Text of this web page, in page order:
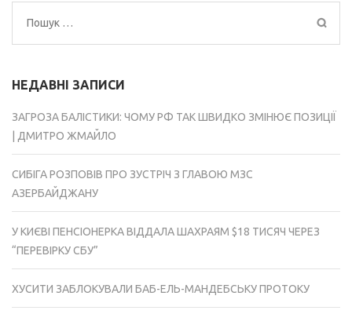
Пошук:
НЕДАВНІ ЗАПИСИ
ЗАГРОЗА БАЛІСТИКИ: ЧОМУ РФ ТАК ШВИДКО ЗМІНЮЄ ПОЗИЦІЇ
| ДМИТРО ЖМАЙЛО
СИБІГА РОЗПОВІВ ПРО ЗУСТРІЧ З ГЛАВОЮ МЗС
АЗЕРБАЙДЖАНУ
У КИЄВІ ПЕНСІОНЕРКА ВІДДАЛА ШАХРАЯМ $18 ТИСЯЧ ЧЕРЕЗ
“ПЕРЕВІРКУ СБУ”
ХУСИТИ ЗАБЛОКУВАЛИ БАБ-ЕЛЬ-МАНДЕБСЬКУ ПРОТОКУ